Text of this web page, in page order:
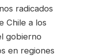
radicados
Chile a los
gobierno
en regiones